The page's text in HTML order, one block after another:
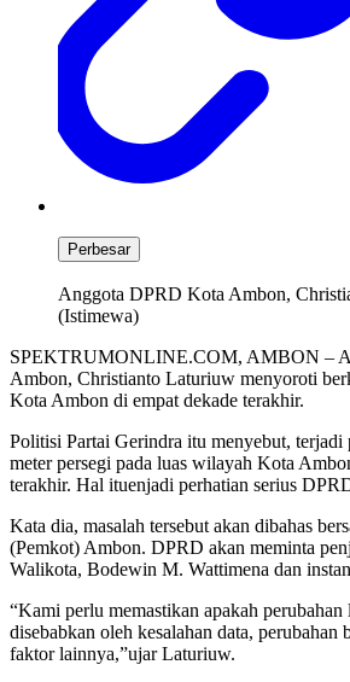
Perbesar
Anggota DPRD Kota Ambon,
(Istimewa)
SPEKTRUMONLINE.COM, AMBON –
Ambon, Christianto Laturiuw menyoroti
Kota Ambon di empat dekade terakhir.
Politisi Partai Gerindra itu menyebut, terjadi
meter persegi pada luas wilayah Kota
terakhir. Hal ituenjadi perhatian serius
Kata dia, masalah tersebut akan dibahas
(Pemkot) Ambon. DPRD akan meminta
Walikota, Bodewin M. Wattimena dan
“Kami perlu memastikan apakah
disebabkan oleh kesalahan data, perubahan
faktor lainnya,”ujar Laturiuw.